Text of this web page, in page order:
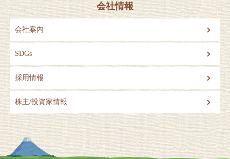
会社情報
会社案内
SDGs
採用情報
株主/投資家情報